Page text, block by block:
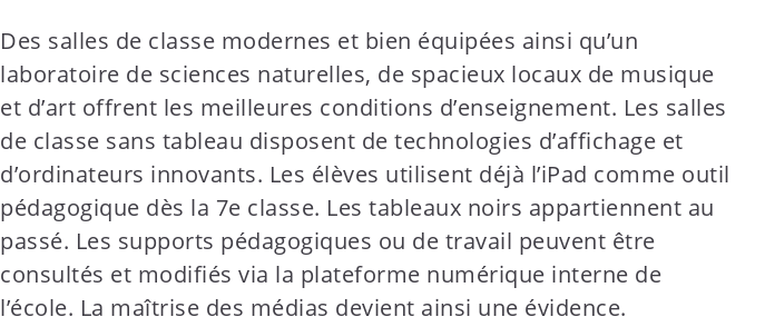
Des salles de classe modernes et bien équipées ainsi qu’un
laboratoire de sciences naturelles, de spacieux locaux de musique
et d’art offrent les meilleures conditions d’enseignement. Les salles
de classe sans tableau disposent de technologies d’affichage et
d’ordinateurs innovants. Les élèves utilisent déjà l’iPad comme outil
pédagogique dès la 7e classe. Les tableaux noirs appartiennent au
passé. Les supports pédagogiques ou de travail peuvent être
consultés et modifiés via la plateforme numérique interne de
l’école. La maîtrise des médias devient ainsi une évidence.